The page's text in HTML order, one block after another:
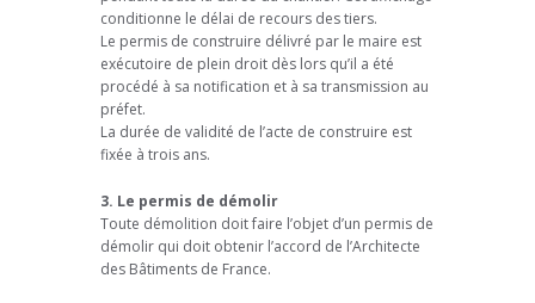
conditionne le délai de recours des tiers.
Le permis de construire délivré par le maire est
exécutoire de plein droit dès lors qu’il a été
procédé à sa notification et à sa transmission au
préfet.
La durée de validité de l’acte de construire est
fixée à trois ans.
3. Le permis de démolir
Toute démolition doit faire l’objet d’un permis de
démolir qui doit obtenir l’accord de l’Architecte
des Bâtiments de France.